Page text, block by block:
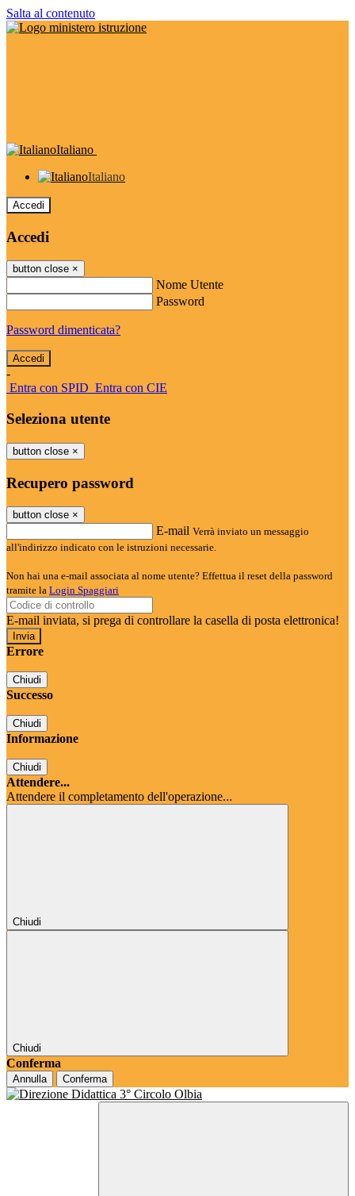
Salta al contenuto
Italiano
Italiano
Accedi
Accedi
button close ×
Nome Utente
Password
Password dimenticata?
-
Entra con SPID Entra con CIE
Seleziona utente
button close ×
Recupero password
button close ×
E-mail Verrà inviato un messaggio
all'indirizzo indicato con le istruzioni necessarie.
Non hai una e-mail associata al nome utente? Effettua il reset della password
tramite la Login Spaggiari
E-mail inviata, si prega di controllare la casella di posta elettronica!
Errore
Chiudi
Successo
Chiudi
Informazione
Chiudi
Attendere...
Attendere il completamento dell'operazione...
Chiudi
Chiudi
Conferma
Annulla Conferma